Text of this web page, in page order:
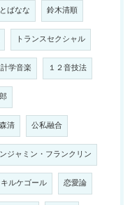
ばなな 鈴木清順
トランスセクシャル
学音楽 １２音技法
森清 公私融合
ジャミン・フランクリン
キルケゴール 恋愛論